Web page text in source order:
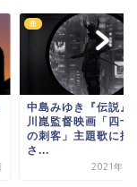
曲
中島みゆき『雪』｜
みゆきの亡き父親を
た曲